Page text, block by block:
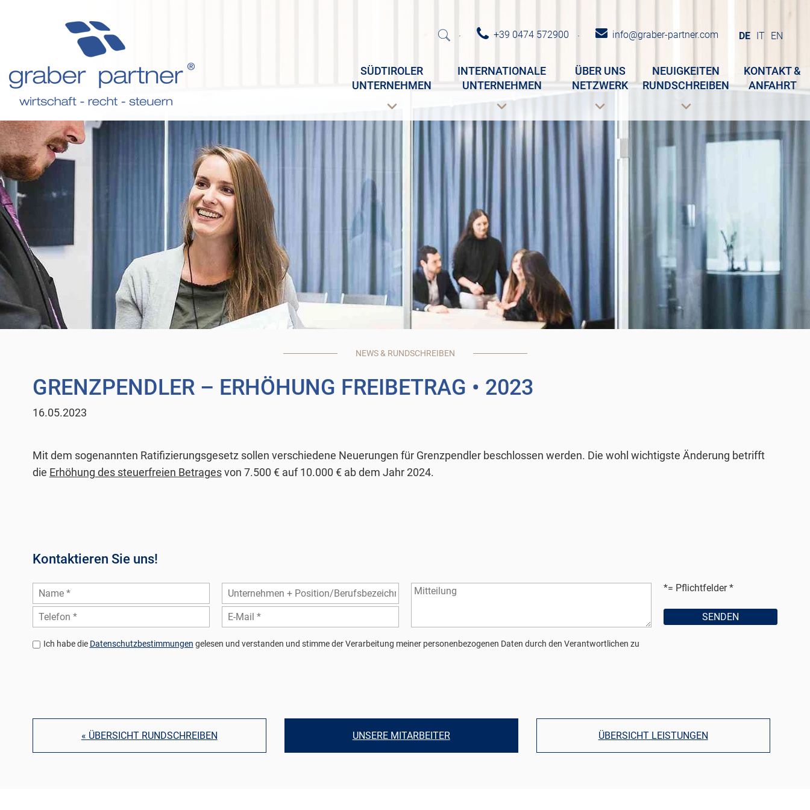
· +39 0474 572900 · info@graber-partner.com DE IT EN
SÜDTIROLER
UNTERNEHMEN
INTERNATIONALE
UNTERNEHMEN
ÜBER UNS
NETZWERK
NEUIGKEITEN
RUNDSCHREIBEN
KONTAKT &
ANFAHRT
NEWS & RUNDSCHREIBEN
GRENZPENDLER – ERHÖHUNG FREIBETRAG • 2023
16.05.2023
Mit dem sogenannten Ratifizierungsgesetz sollen verschiedene Neuerungen für Grenzpendler beschlossen werden. Die wohl wichtigste Änderung betrifft
die Erhöhung des steuerfreien Betragesvon 7.500 € auf 10.000 € ab dem Jahr 2024.
Kontaktieren Sie uns!
*= Pflichtfelder
Ich habe die Datenschutzbestimmungen gelesen und verstanden und stimme der Verarbeitung meiner personenbezogenen Daten durch den Verantwortlichen zu
« ÜBERSICHT RUNDSCHREIBEN UNSERE MITARBEITER ÜBERSICHT LEISTUNGEN